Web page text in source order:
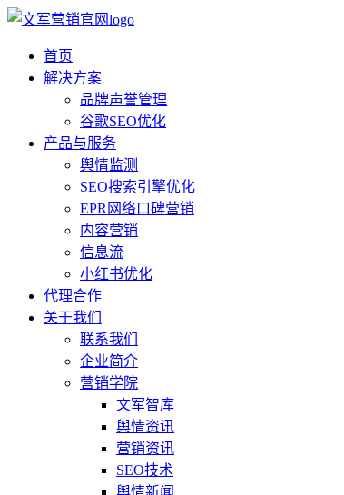
首页
解决方案
品牌声誉管理
谷歌SEO优化
产品与服务
舆情监测
SEO搜索引擎优化
EPR网络口碑营销
内容营销
信息流
小红书优化
代理合作
关于我们
联系我们
企业简介
营销学院
文军智库
舆情资讯
营销资讯
SEO技术
舆情新闻